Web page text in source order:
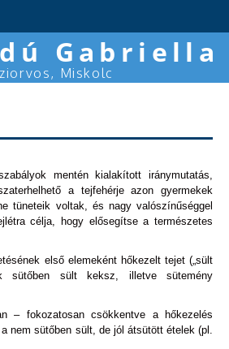
Gabriella
Miskolc
mentén kialakított iránymutatás,
a tejfehérje azon gyermekek
tüneteik voltak, és nagy valószínűséggel
célja, hogy elősegítse a természetes
első elemeként hőkezelt tejet („sült
sütőben sült keksz, illetve sütemény
– fokozatosan csökkentve a hőkezelés
nem sütőben sült, de jól átsütött ételek (pl.